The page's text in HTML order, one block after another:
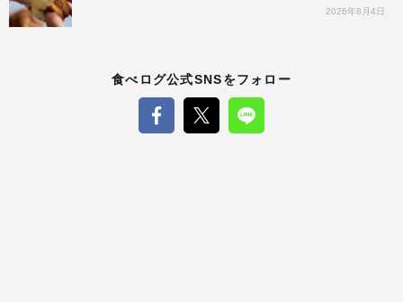
2026年8月4日
食べログ公式SNSをフォロー